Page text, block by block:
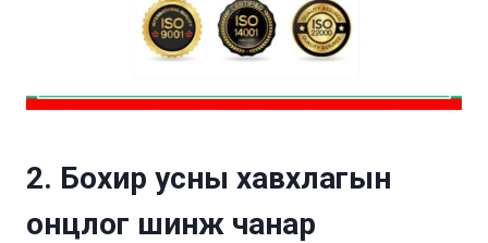
2. Бохир усны хавхлагын
онцлог шинж чанар